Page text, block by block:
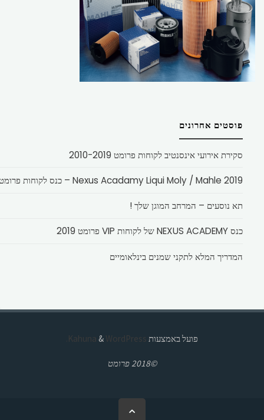
פוסטים אחרונים
סקירת אירועי אינסנטיב לקוחות פרומט 2010-2019
Nexus Acadamy Liqui Moly / Mahle 2019 – כנס לקוחות פרומט
תא נוסעים – המרחב המוגן שלך !
כנס NEXUS ACADEMY של לקוחות VIP פרומט 2019
המדריך המלא לתקני שמנים בינלאומיים
פועל באמצעות & WordPress.
©2018 פרומט
בחזרה